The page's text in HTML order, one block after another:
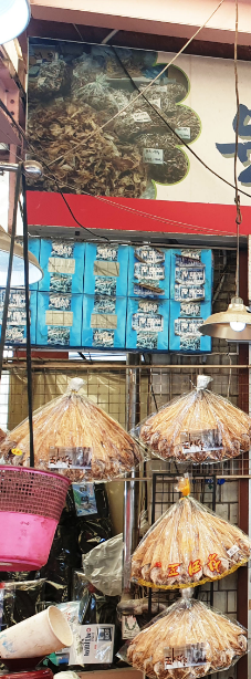
모래내떡집
식품
032-421-1000
구월로276번길 6
웰빙즉석손두부
식품
010-9528-3759
구월로276번길 17